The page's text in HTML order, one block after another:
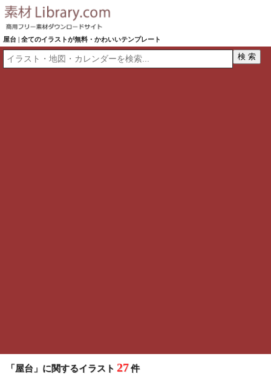
屋台 | 全てのイラストが無料・かわいいテンプレート
「屋台」に関するイラスト 27件